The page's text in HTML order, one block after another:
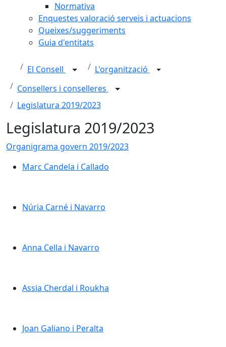
Normativa
Enquestes valoració serveis i actuacions
Queixes/suggeriments
Guia d'entitats
El Consell
L'organització
Consellers i conselleres
Legislatura 2019/2023
Legislatura 2019/2023
Organigrama govern 2019/2023
Marc Candela i Callado
Marc Candela i Callado
Núria Carné i Navarro
Núria Carné i Navarro
Anna Cella i Navarro
Anna Cella i Navarro
Assia Cherdal i Roukha
Assia Cherdal i Roukha
Joan Galiano i Peralta
Joan Galiano i Peralta